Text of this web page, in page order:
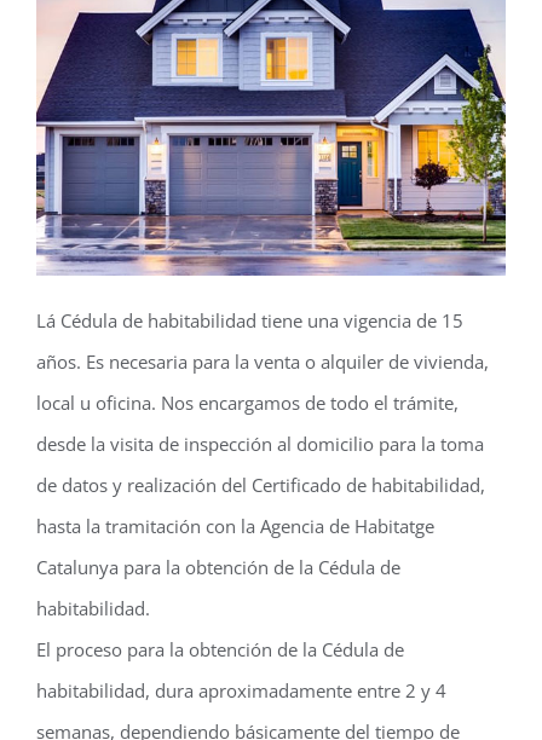
Lá Cédula de habitabilidad tiene una vigencia de 15
años. Es necesaria para la venta o alquiler de vivienda,
local u oficina. Nos encargamos de todo el trámite,
desde la visita de inspección al domicilio para la toma
de datos y realización del Certificado de habitabilidad,
hasta la tramitación con la Agencia de Habitatge
Catalunya para la obtención de la Cédula de
habitabilidad.
El proceso para la obtención de la Cédula de
habitabilidad, dura aproximadamente entre 2 y 4
semanas, dependiendo básicamente del tiempo de